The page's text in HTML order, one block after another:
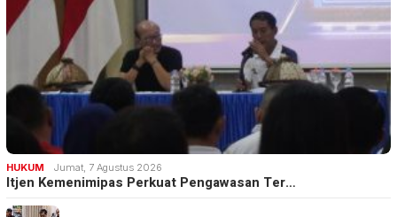
HUKUM Jumat, 7 Agustus 2026
Itjen Kemenimipas Perkuat Pengawasan Ter…